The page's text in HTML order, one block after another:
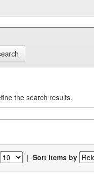
the search results.
| Sort items by